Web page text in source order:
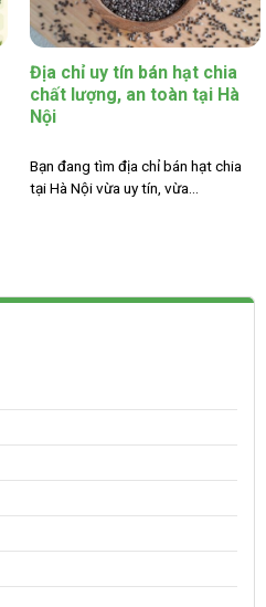
Địa chỉ uy tín bán hạt chia
chất lượng, an toàn tại Hà
Nội
Bạn đang tìm địa chỉ bán hạt chia
tại Hà Nội vừa uy tín, vừa...